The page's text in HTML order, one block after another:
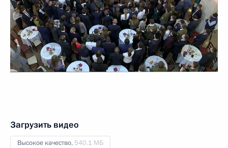
Загрузить видео
Высокое качество, 540.1 МБ